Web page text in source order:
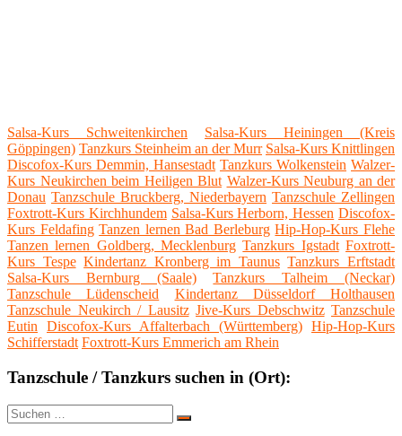
Salsa-Kurs Schweitenkirchen
Salsa-Kurs Heiningen (Kreis
Göppingen) Tanzkurs Steinheim an der Murr Salsa-Kurs Knittlingen
Discofox-Kurs Demmin, Hansestadt Tanzkurs Wolkenstein Walzer-
Kurs Neukirchen beim Heiligen Blut Walzer-Kurs Neuburg an der
Donau Tanzschule Bruckberg, Niederbayern Tanzschule Zellingen
Foxtrott-Kurs Kirchhundem Salsa-Kurs Herborn, Hessen Discofox-
Kurs Feldafing Tanzen lernen Bad Berleburg Hip-Hop-Kurs Flehe
Tanzen lernen Goldberg, Mecklenburg Tanzkurs Igstadt Foxtrott-
Kurs Tespe Kindertanz Kronberg im Taunus Tanzkurs Erftstadt
Salsa-Kurs Bernburg (Saale)
Tanzkurs Talheim (Neckar)
Tanzschule Lüdenscheid
Kindertanz Düsseldorf Holthausen
Tanzschule Neukirch / Lausitz Jive-Kurs Debschwitz Tanzschule
Eutin
Discofox-Kurs Affalterbach (Württemberg) Hip-Hop-Kurs
Schifferstadt Foxtrott-Kurs Emmerich am Rhein
Tanzschule / Tanzkurs suchen in (Ort):
Suche
nach:
Suchen